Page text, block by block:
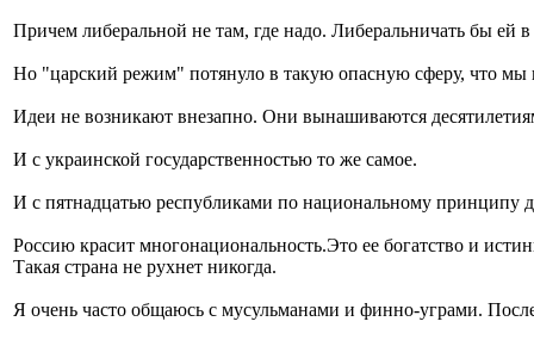
Причем либеральной не там, где надо. Либеральничать бы ей
Но "царский режим" потянуло в такую опасную сферу, что
Идеи не возникают внезапно. Они вынашиваются
И с украинской государственностью то же самое.
И с пятнадцатью республиками по национальному принципу
Россию красит многонациональность.Это ее богатство и
Такая страна не рухнет никогда.
Я очень часто общаюсь с мусульманами и финно-уграми.